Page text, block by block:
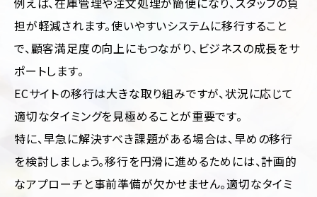
担が軽減されます。使いやすいシステムに移行すること
で、顧客満足度の向上にもつながり、ビジネスの成長をサ
ポートします。
ECサイトの移行は大きな取り組みですが、状況に応じて
適切なタイミングを見極めることが重要です。
特に、早急に解決すべき課題がある場合は、早めの移行
を検討しましょう。移行を円滑に進めるためには、計画的
なアプローチと事前準備が欠かせません。適切なタイミ